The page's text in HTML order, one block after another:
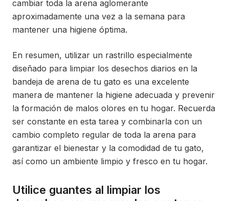
cambiar toda la arena aglomerante
aproximadamente una vez a la semana para
mantener una higiene óptima.
En resumen, utilizar un rastrillo especialmente
diseñado para limpiar los desechos diarios en la
bandeja de arena de tu gato es una excelente
manera de mantener la higiene adecuada y prevenir
la formación de malos olores en tu hogar. Recuerda
ser constante en esta tarea y combinarla con un
cambio completo regular de toda la arena para
garantizar el bienestar y la comodidad de tu gato,
así como un ambiente limpio y fresco en tu hogar.
Utilice guantes al limpiar los